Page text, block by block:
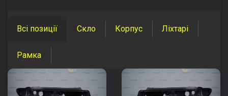
Всі позиції Скло Корпус Ліхтарі
Рамка